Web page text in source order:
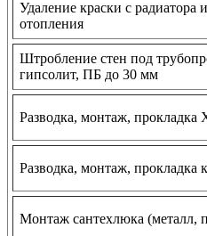
Удаление краски с радиатора
отопления
Штробление стен под
гипсолит, ПБ до 30 мм
Разводка, монтаж,
Разводка, монтаж, прокладка
Монтаж сантехлюка (металл,